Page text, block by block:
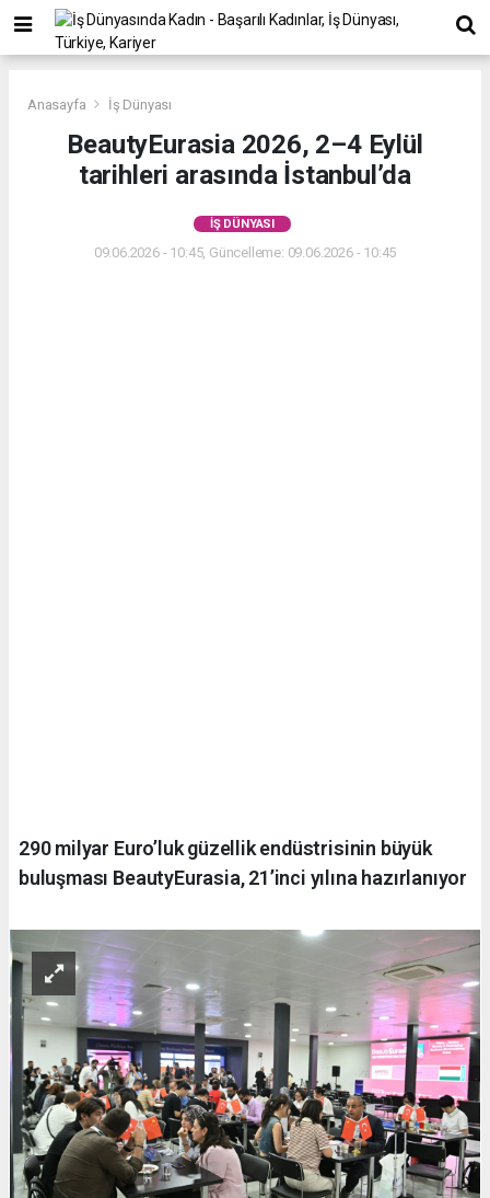
Anasayfa İş Dünyası
BeautyEurasia 2026, 2–4 Eylül
tarihleri arasında İstanbul’da
İŞ DÜNYASI
09.06.2026 - 10:45, Güncelleme: 09.06.2026 - 10:45
290 milyar Euro’luk güzellik endüstrisinin büyük
buluşması BeautyEurasia, 21’inci yılına hazırlanıyor